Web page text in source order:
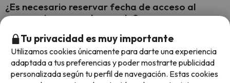
¿Es necesario reservar fecha de acceso al
parque si compro el paquete?
Al comprar un paquete cerrado, tu acceso suele estar
garantizado. No obstante, te recomendamos comprobar
siempre la disponibilidad en la web oficial tras recibir tus
entradas.
Tu privacidad es muy importante
Utilizamos cookies únicamente para darte una experiencia
adaptada a tus preferencias y poder mostrarte publicidad
personalizada según tu perfil de navegación. Estas cookies